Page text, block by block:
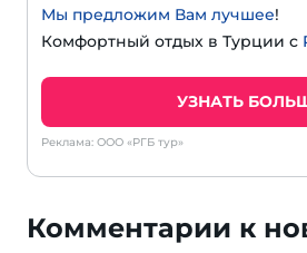
Мы предложим Вам лучшее!
Комфортный отдых в Турции с
УЗНАТЬ
Реклама: ООО «РГБ тур»
Комментарии к